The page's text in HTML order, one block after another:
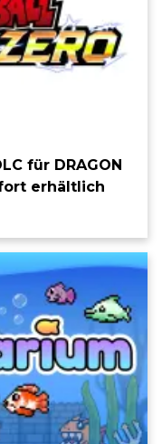
für DRAGON
erhältlich